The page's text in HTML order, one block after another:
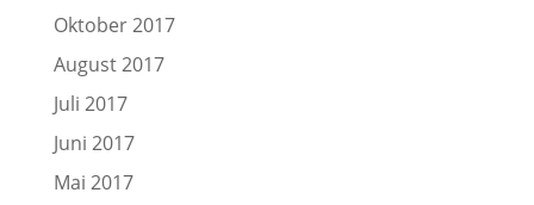
Oktober 2017
August 2017
Juli 2017
Juni 2017
Mai 2017